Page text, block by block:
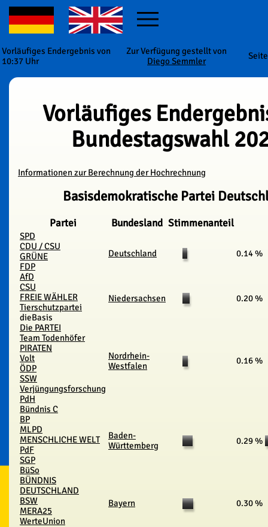
Vorläufiges Endergebnis von
10:37 Uhr
Zur Verfügung gestellt von
Diego Semmler
Vorläufiges
Bundestagswahl
Informationen zur Berechnung der Hochrechnung
Basisdemokratische Partei
Partei Bundesland Stimmenanteil
SPD
CDU / CSU
GRÜNE
FDP
AfD
CSU
FREIE WÄHLER
Tierschutzpartei
dieBasis
Die PARTEI
Team Todenhöfer
PIRATEN
Volt
ÖDP
SSW
Verjüngungsforschung
PdH
Bündnis C
BP
MLPD
MENSCHLICHE WELT
PdF
SGP
BüSo
BÜNDNIS
DEUTSCHLAND
BSW
MERA25
WerteUnion
Deutschland 0.14 %
Niedersachsen 0.20 %
Nordrhein-
Westfalen
0.16 %
Baden-
Württemberg
0.29 %
Bayern 0.30 %